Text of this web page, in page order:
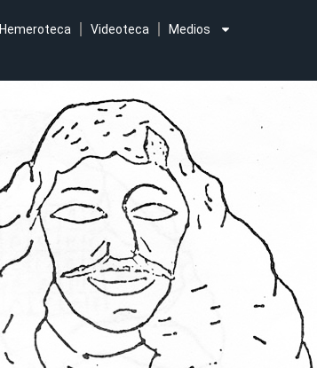
Hemeroteca Videoteca Medios